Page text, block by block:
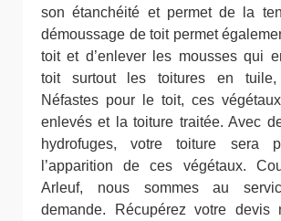
son étanchéité et permet de la
démoussage de toit permet
toit et d’enlever les mousses qui
toit surtout les toitures en tuile,
Néfastes pour le toit, ces
enlevés et la toiture traitée. Avec
hydrofuges, votre toiture sera
l’apparition de ces végétaux.
Arleuf, nous sommes au
demande. Récupérez votre devis